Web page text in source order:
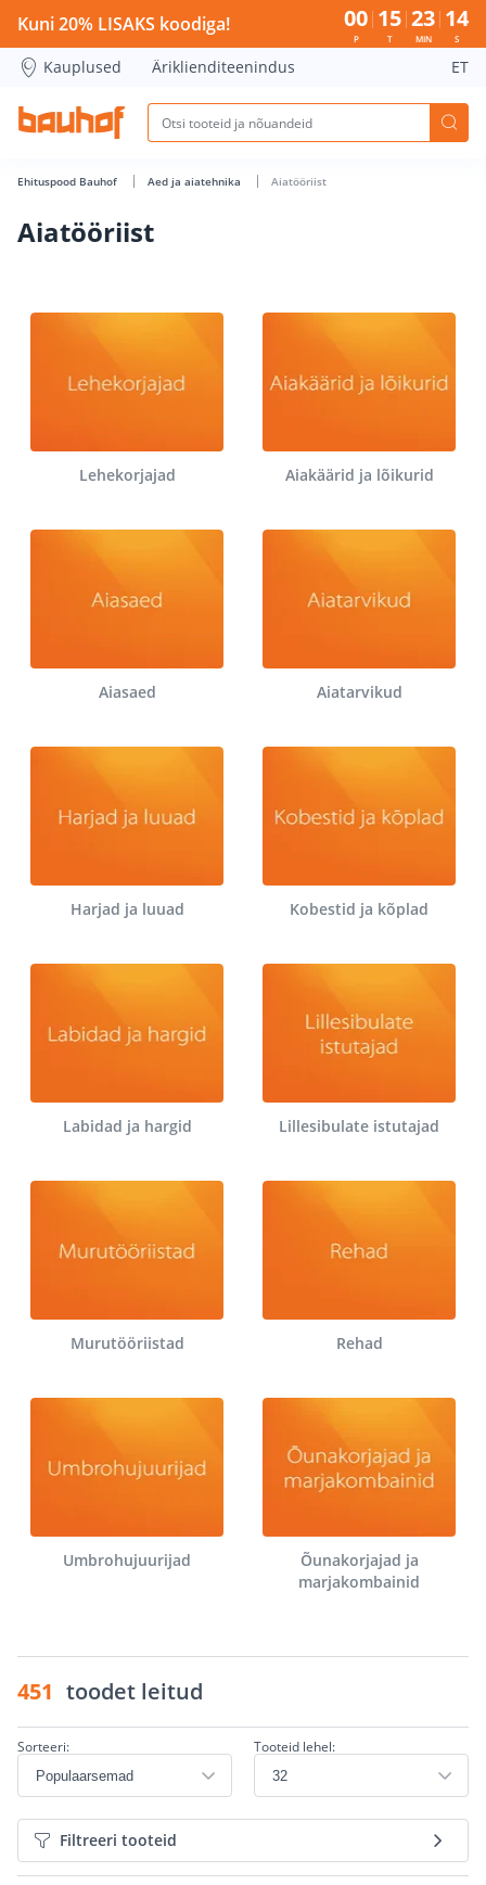
Aiatööriist - Bauhof has loaded
Kuni 20% LISAKS koodiga! 00
P
15
T
23
MIN
14
S
Kauplused Äriklienditeenindus ET
Ehituspood Bauhof Aed ja aiatehnika Aiatööriist
Aiatööriist
Lehekorjajad Aiakäärid ja lõikurid
Aiasaed Aiatarvikud
Harjad ja luuad Kobestid ja kõplad
Labidad ja hargid Lillesibulate istutajad
Murutööriistad Rehad
Umbrohujuurijad
Õunakorjajad ja
marjakombainid
451 toodet leitud
Sorteeri: Tooteid lehel:
Filtreeri tooteid